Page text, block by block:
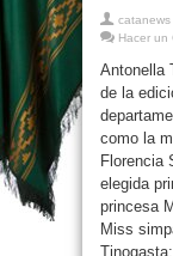
catanews
Hacer un
Antonella
de la
como la
Florencia
elegida
princesa
Miss